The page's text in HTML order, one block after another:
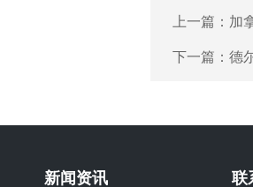
上一篇： 加
下一篇： 德
新闻资讯 联